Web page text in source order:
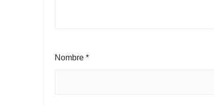
Nombre *